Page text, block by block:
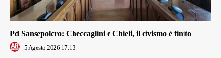
Pd Sansepolcro: Checcaglini e Chieli, il civismo è finito
5 Agosto 2026 17:13